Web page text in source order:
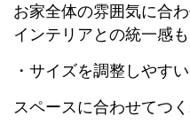
お家全体の雰囲気に合わ
インテリアとの統一感
・サイズを調整しやすい
スペースに合わせてつく